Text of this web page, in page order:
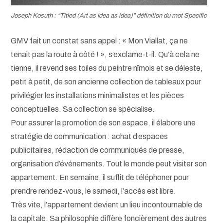
Joseph Kosuth : “Titled (Art as idea as idea)” définition du mot Specific
GMV fait un constat sans appel : « Mon Viallat, ça ne
tenait pas la route à côté ! », s’exclame-t-il. Qu’à cela ne
tienne, il revend ses toiles du peintre nîmois et se déleste,
petit à petit, de son ancienne collection de tableaux pour
privilégier les installations minimalistes et les pièces
conceptuelles. Sa collection se spécialise.
Pour assurer la promotion de son espace, il élabore une
stratégie de communication : achat d’espaces
publicitaires, rédaction de communiqués de presse,
organisation d’événements. Tout le monde peut visiter son
appartement. En semaine, il suffit de téléphoner pour
prendre rendez-vous, le samedi, l’accès est libre.
Très vite, l’appartement devient un lieu incontournable de
la capitale. Sa philosophie diffère foncièrement des autres